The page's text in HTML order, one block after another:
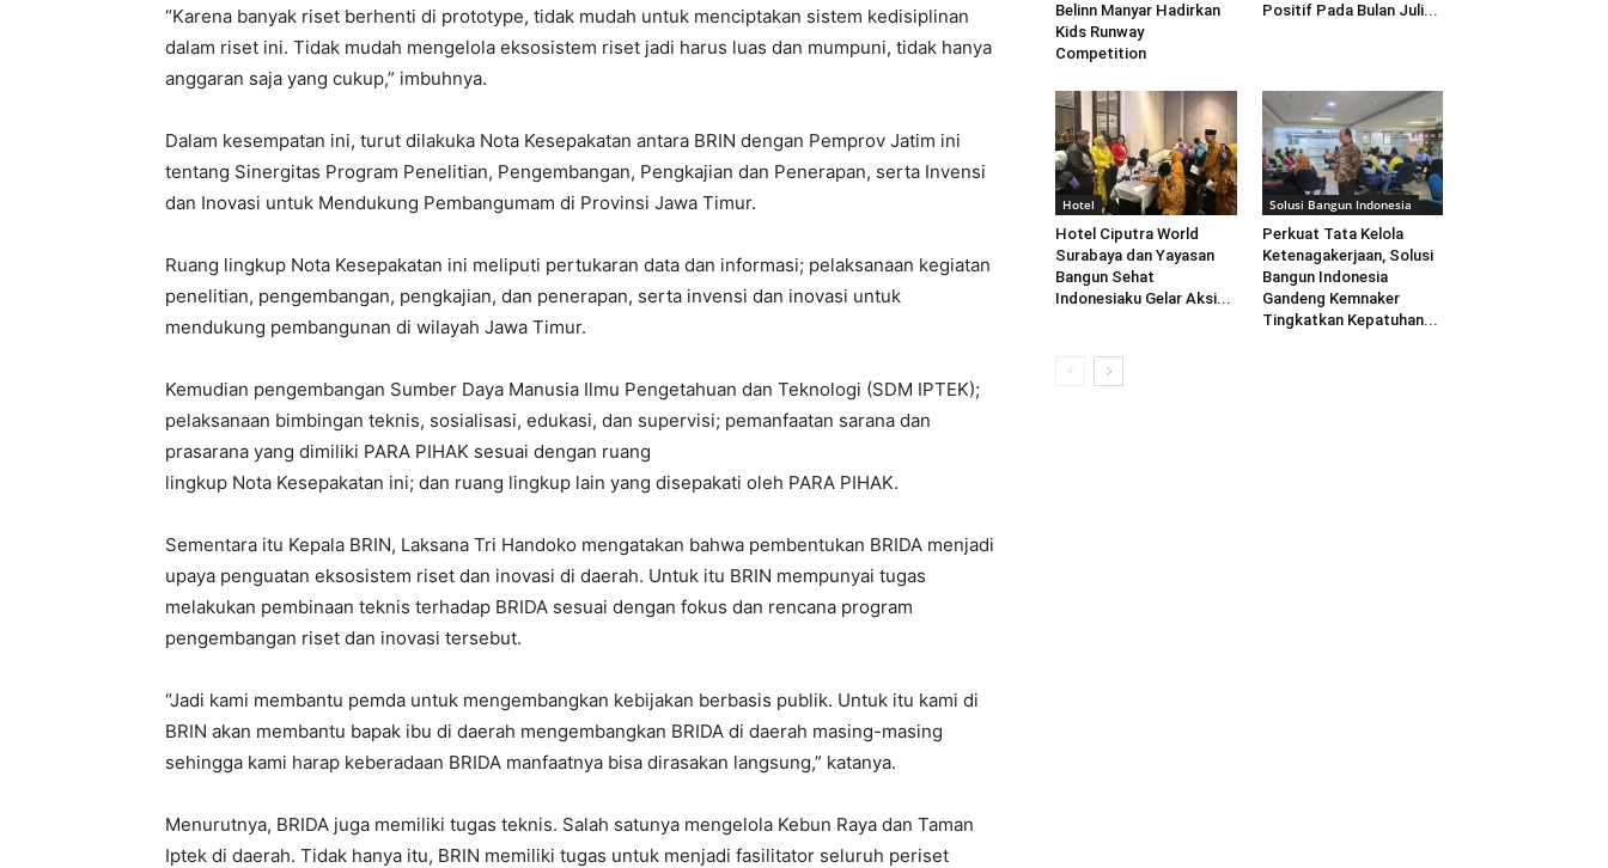
“Karena banyak riset berhenti di prototype, tidak mudah untuk menciptakan sistem kedisiplinan
dalam riset ini. Tidak mudah mengelola eksosistem riset jadi harus luas dan mumpuni, tidak hanya
anggaran saja yang cukup,” imbuhnya.
Dalam kesempatan ini, turut dilakuka Nota Kesepakatan antara BRIN dengan Pemprov Jatim ini
tentang Sinergitas Program Penelitian, Pengembangan, Pengkajian dan Penerapan, serta Invensi
dan Inovasi untuk Mendukung Pembangumam di Provinsi Jawa Timur.
Ruang lingkup Nota Kesepakatan ini meliputi pertukaran data dan informasi; pelaksanaan kegiatan
penelitian, pengembangan, pengkajian, dan penerapan, serta invensi dan inovasi untuk
mendukung pembangunan di wilayah Jawa Timur.
Kemudian pengembangan Sumber Daya Manusia Ilmu Pengetahuan dan Teknologi (SDM IPTEK);
pelaksanaan bimbingan teknis, sosialisasi, edukasi, dan supervisi; pemanfaatan sarana dan
prasarana yang dimiliki PARA PIHAK sesuai dengan ruang
lingkup Nota Kesepakatan ini; dan ruang lingkup lain yang disepakati oleh PARA PIHAK.
Sementara itu Kepala BRIN, Laksana Tri Handoko mengatakan bahwa pembentukan BRIDA menjadi
upaya penguatan eksosistem riset dan inovasi di daerah. Untuk itu BRIN mempunyai tugas
melakukan pembinaan teknis terhadap BRIDA sesuai dengan fokus dan rencana program
pengembangan riset dan inovasi tersebut.
“Jadi kami membantu pemda untuk mengembangkan kebijakan berbasis publik. Untuk itu kami di
BRIN akan membantu bapak ibu di daerah mengembangkan BRIDA di daerah masing-masing
sehingga kami harap keberadaan BRIDA manfaatnya bisa dirasakan langsung,” katanya.
Menurutnya, BRIDA juga memiliki tugas teknis. Salah satunya mengelola Kebun Raya dan Taman
Iptek di daerah. Tidak hanya itu, BRIN memiliki tugas untuk menjadi fasilitator seluruh periset
Belinn Manyar Hadirkan
Kids Runway
Competition
Positif Pada Bulan Juli...
Hotel
Hotel Ciputra World
Surabaya dan Yayasan
Bangun Sehat
Indonesiaku Gelar Aksi...
Solusi Bangun Indonesia
Perkuat Tata Kelola
Ketenagakerjaan, Solusi
Bangun Indonesia
Gandeng Kemnaker
Tingkatkan Kepatuhan...